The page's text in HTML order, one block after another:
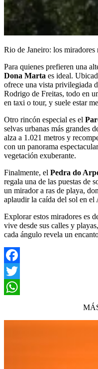
Rio de Janeiro: los miradores
Para quienes prefieren una
Dona Marta es ideal.
ofrece una vista privilegiada
Rodrigo de Freitas, todo en
en taxi o tour, y suele estar
Otro rincón especial es el
selvas urbanas más grandes
alza a 1.021 metros y
con un panorama
vegetación exuberante.
Finalmente, el Pedra do
regala una de las puestas de
un mirador a ras de playa,
aplaudir la caída del sol en el
Explorar estos miradores es
vive desde sus calles y
cada ángulo revela un
Facebook
Twitter